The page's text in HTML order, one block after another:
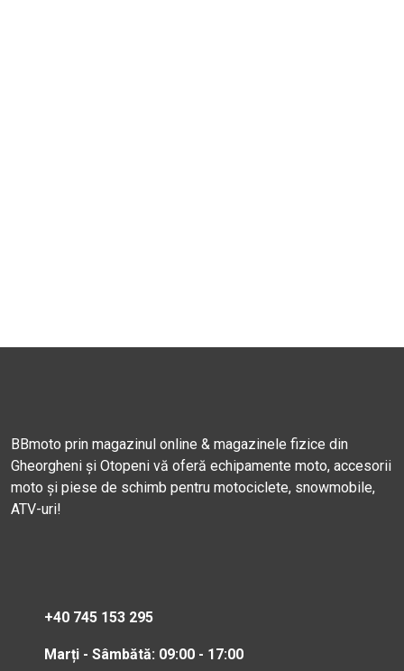
BBmoto prin magazinul online & magazinele fizice din
Gheorgheni și Otopeni vă oferă echipamente moto, accesorii
moto și piese de schimb pentru motociclete, snowmobile,
ATV-uri!
+40 745 153 295
Marți - Sâmbătă: 09:00 - 17:00